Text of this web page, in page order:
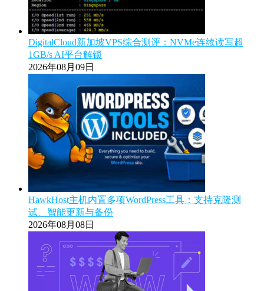
DigitalCloud新加坡VPS综合测评：NVMe连续读写超
1GB/s AI平台解锁
2026年08月09日
HawkHost主机内置多项WordPress工具：支持克隆测
试、智能更新与备份
2026年08月08日